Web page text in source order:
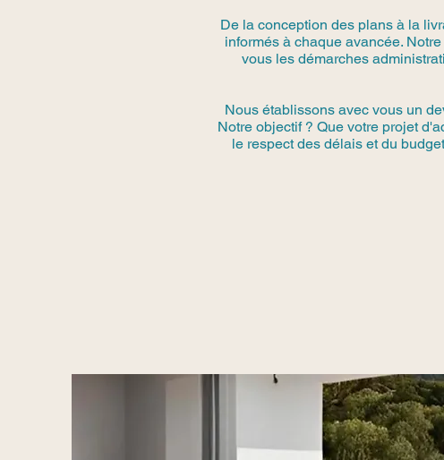
De la conception des plans à la
informés à chaque avancée.
vous les démarches
Nous établissons avec vous un
Notre objectif ? Que votre projet
le respect des délais et du